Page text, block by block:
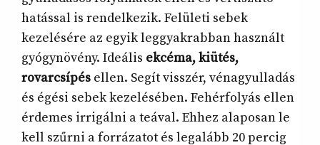
hatással is rendelkezik. Felületi sebek
kezelésére az egyik leggyakrabban használt
gyógynövény. Ideális ekcéma, kiütés,
rovarcsípés ellen. Segít visszér, vénagyulladás
és égési sebek kezelésében. Fehérfolyás ellen
érdemes irrigálni a teával. Ehhez alaposan le
kell szűrni a forrázatot és legalább 20 percig